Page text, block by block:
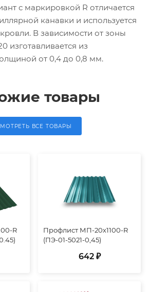
с маркировкой R отличается
канавки и используется
В зависимости от зоны
изготавливается из
от 0,4 до 0,8 мм.
товары
ВСЕ ТОВАРЫ
R
Профлист МП-20х1100-R
(ПЭ-01-5021-0,45)
642 ₽